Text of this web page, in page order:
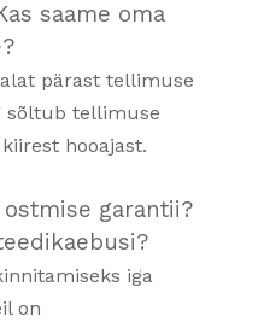
saame oma
pärast tellimuse
sõltub tellimuse
hooajast.
garantii?
iga
on